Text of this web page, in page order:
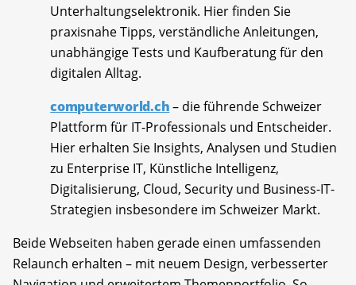
Unterhaltungselektronik. Hier finden Sie
praxisnahe Tipps, verständliche Anleitungen,
unabhängige Tests und Kaufberatung für den
digitalen Alltag.
computerworld.ch– die führende Schweizer
Plattform für IT-Professionals und Entscheider.
Hier erhalten Sie Insights, Analysen und Studien
zu Enterprise IT, Künstliche Intelligenz,
Digitalisierung, Cloud, Security und Business-IT-
Strategien insbesondere im Schweizer Markt.
Beide Webseiten haben gerade einen umfassenden
Relaunch erhalten – mit neuem Design, verbesserter